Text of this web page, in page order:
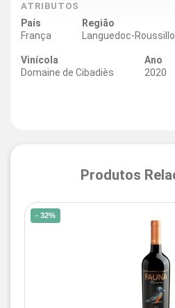
ATRIBUTOS
País
França
Região
Languedoc-
Vinícola
Domaine de Cibadiès
Ano
2020
Produtos
- 32%